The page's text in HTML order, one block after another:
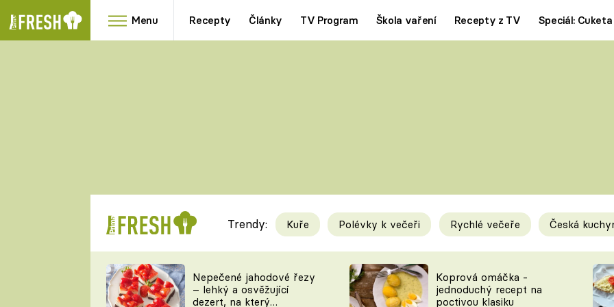
Menu Recepty Články TV Program Škola vaření Recepty z TV Speciál: Cuketa
RYCHLOVKY
Videorecepty
TEĎ VAŘÍ ŠÉF!
Tipy a triky
KAM ZA JÍDLEM
Trendy: Kuře Polévky k večeři Rychlé večeře Česká
Nepečené jahodové řezy
– lehký a osvěžující
dezert, na který
Koprová omáčka -
jednoduchý recept na
poctivou klasiku